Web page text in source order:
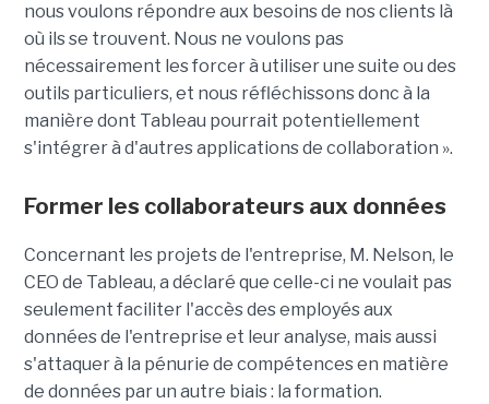
nous voulons répondre aux besoins de nos clients là
où ils se trouvent. Nous ne voulons pas
nécessairement les forcer à utiliser une suite ou des
outils particuliers, et nous réfléchissons donc à la
manière dont Tableau pourrait potentiellement
s'intégrer à d'autres applications de collaboration ».
Former les collaborateurs aux données
Concernant les projets de l'entreprise, M. Nelson, le
CEO de Tableau, a déclaré que celle-ci ne voulait pas
seulement faciliter l'accès des employés aux
données de l'entreprise et leur analyse, mais aussi
s'attaquer à la pénurie de compétences en matière
de données par un autre biais : la formation.